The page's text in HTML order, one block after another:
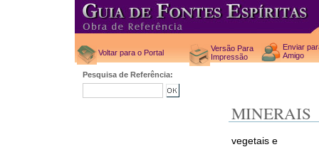
Voltar para o Portal
Versão Para
Impressão
Enviar
Amigo
Pesquisa de Referência:
MINERAIS
vegetais e